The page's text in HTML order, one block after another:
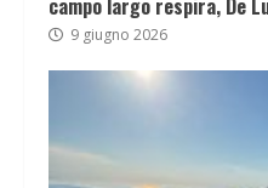
campo largo respira, De
9 giugno 2026